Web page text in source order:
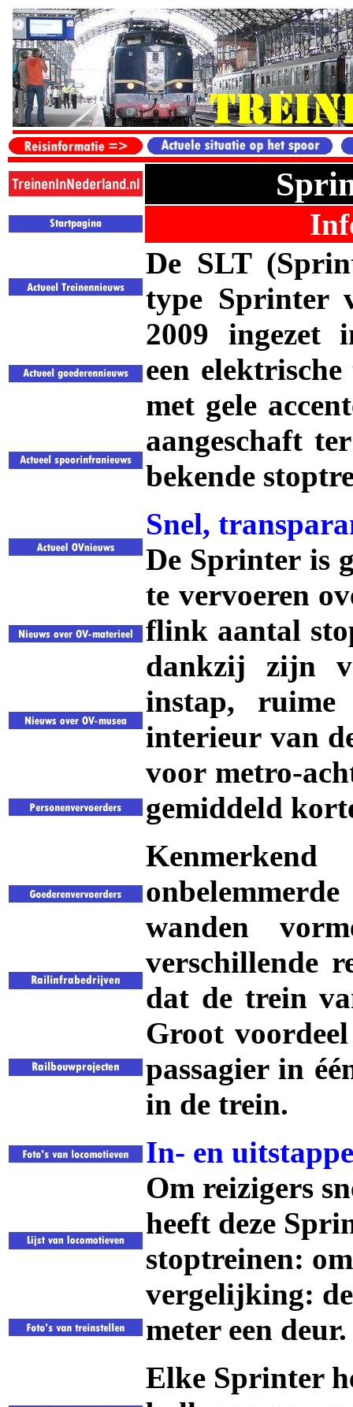
De SLT
type Sprinter
2009 ingezet
een
met gele
aangeschaft
bekende
Snel,
De Sprinter is
te vervoeren
flink aantal
dankzij zijn
instap, ruime
interieur van
voor metro-
gemiddeld
wanden
verschillende
dat de trein
Groot
passagier in
in de trein.
In- en
Om reizigers
heeft deze
stoptreinen:
vergelijking:
meter een
Elke Sprinter